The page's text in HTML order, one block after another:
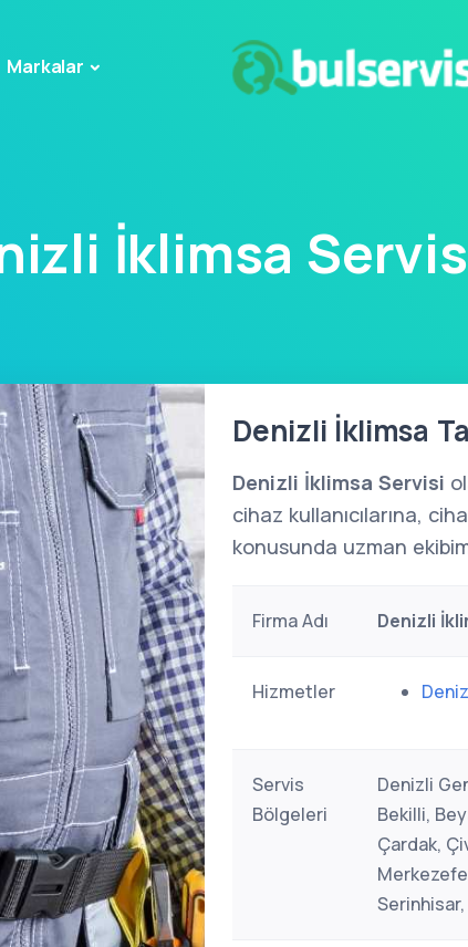
Markalar
İklimsa
Denizli İklimsa
Denizli İklimsa Servisi
cihaz kullanıcılarına,
konusunda uzman
Firma Adı Denizli
Hizmetler
Servis
Bölgeleri
Denizli
Bekilli,
Çardak,